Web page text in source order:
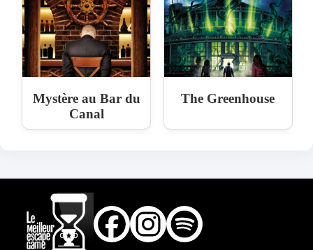
Mystère au Bar du
Canal
The Greenhouse